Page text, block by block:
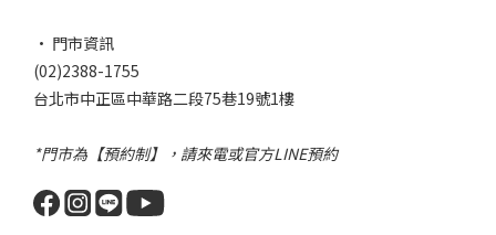
• 門市資訊
(02)2388-1755
台北市中正區中華路二段75巷19號1樓
*門市為【預約制】，請來電或官方LINE預約